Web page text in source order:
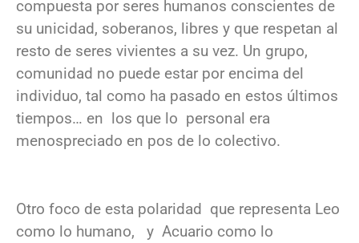
compuesta por seres humanos conscientes de
su unicidad, soberanos, libres y que respetan al
resto de seres vivientes a su vez. Un grupo,
comunidad no puede estar por encima del
individuo, tal como ha pasado en estos últimos
tiempos… en los que lo personal era
menospreciado en pos de lo colectivo.
Otro foco de esta polaridad que representa Leo
como lo humano, y Acuario como lo